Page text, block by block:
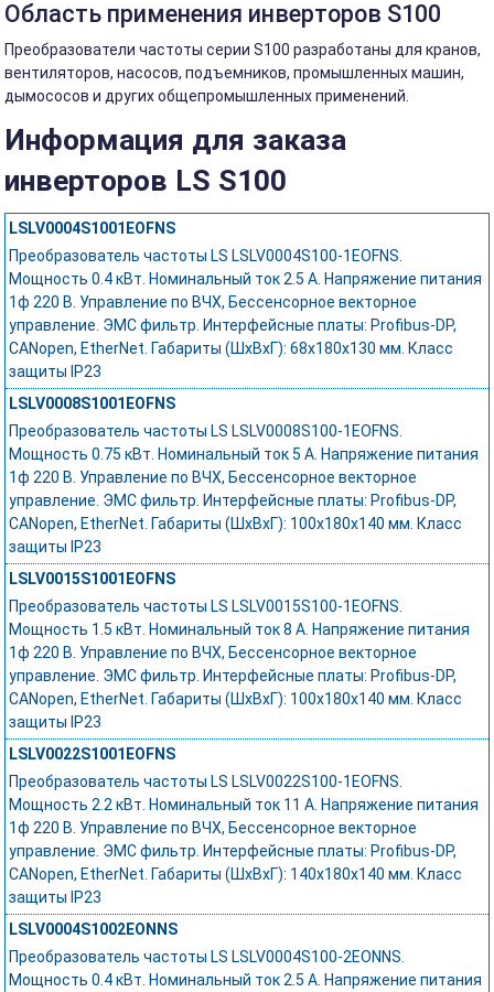
Область применения инверторов S100
Преобразователи частоты серии S100 разработаны для кранов,
вентиляторов, насосов, подъемников, промышленных машин,
дымососов и других общепромышленных применений.
Информация для заказа
инверторов LS S100
LSLV0004S1001EOFNS
Преобразователь частоты LS LSLV0004S100-1EOFNS.
Мощность 0.4 кВт. Номинальный ток 2.5 А. Напряжение питания
1ф 220 В. Управление по ВЧХ, Бессенсорное векторное
управление. ЭМС фильтр. Интерфейсные платы: Profibus-DP,
CANopen, EtherNet. Габариты (ШхВхГ): 68х180х130 мм. Класс
защиты IP23
LSLV0008S1001EOFNS
Преобразователь частоты LS LSLV0008S100-1EOFNS.
Мощность 0.75 кВт. Номинальный ток 5 А. Напряжение питания
1ф 220 В. Управление по ВЧХ, Бессенсорное векторное
управление. ЭМС фильтр. Интерфейсные платы: Profibus-DP,
CANopen, EtherNet. Габариты (ШхВхГ): 100х180х140 мм. Класс
защиты IP23
LSLV0015S1001EOFNS
Преобразователь частоты LS LSLV0015S100-1EOFNS.
Мощность 1.5 кВт. Номинальный ток 8 А. Напряжение питания
1ф 220 В. Управление по ВЧХ, Бессенсорное векторное
управление. ЭМС фильтр. Интерфейсные платы: Profibus-DP,
CANopen, EtherNet. Габариты (ШхВхГ): 100х180х140 мм. Класс
защиты IP23
LSLV0022S1001EOFNS
Преобразователь частоты LS LSLV0022S100-1EOFNS.
Мощность 2.2 кВт. Номинальный ток 11 А. Напряжение питания
1ф 220 В. Управление по ВЧХ, Бессенсорное векторное
управление. ЭМС фильтр. Интерфейсные платы: Profibus-DP,
CANopen, EtherNet. Габариты (ШхВхГ): 140х180х140 мм. Класс
защиты IP23
LSLV0004S1002EONNS
Преобразователь частоты LS LSLV0004S100-2EONNS.
Мощность 0.4 кВт. Номинальный ток 2.5 А. Напряжение питания